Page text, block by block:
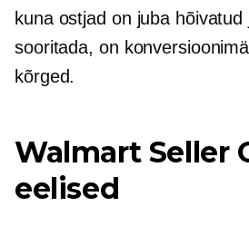
kuna ostjad on juba
sooritada, on
kõrged.
Walmart Seller
eelised